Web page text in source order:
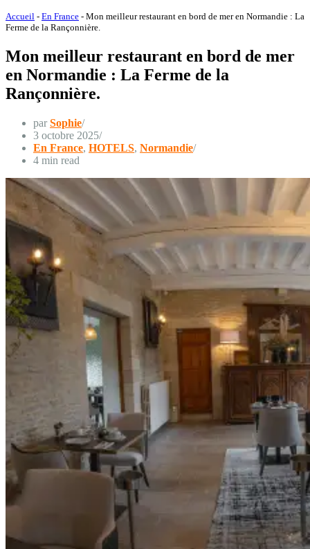
Accueil - En France - Mon meilleur restaurant en bord de mer en Normandie : La
Ferme de la Rançonnière.
Mon meilleur restaurant en bord de mer
en Normandie : La Ferme de la
Rançonnière.
parSophie
3 octobre 2025
En France, HOTELS, Normandie
4 min read